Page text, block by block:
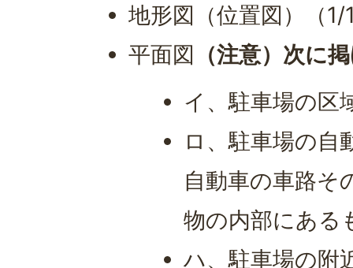
地形図（位置図）（
平面図 （注意）次に
イ、駐車場の区
ロ、駐車場の自
自動車の車路そ
物の内部にある
ハ、駐車場の附